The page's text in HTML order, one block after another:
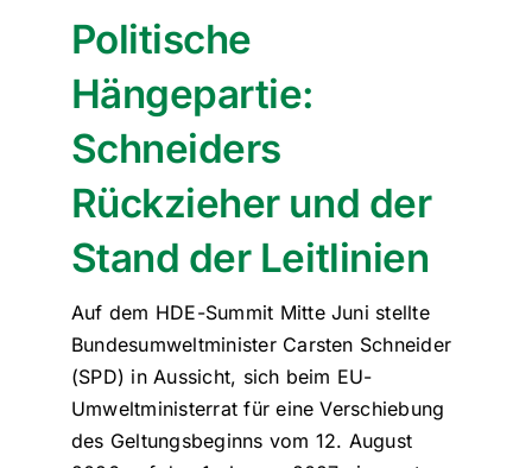
Politische
Hängepartie:
Schneiders
Rückzieher und der
Stand der Leitlinien
Auf dem HDE-Summit Mitte Juni stellte
Bundesumweltminister Carsten Schneider
(SPD) in Aussicht, sich beim EU-
Umweltministerrat für eine Verschiebung
des Geltungsbeginns vom 12. August